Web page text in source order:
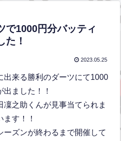
で1000円分バッティ
た！
2023.05.25
出来る勝利のダーツにて1000
ました！！
之助くんが見事当てられま
す！！
ーズンが終わるまで開催して